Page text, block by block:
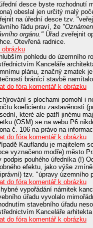
desce byste rozhodnutí
obeslal jen určitý malý
na úřední desce tzv.
řádu praví, že
orgánu."Úřad zveřejnit
Otevřená radnice.
obrázku
pohledu do územního
Kanceláře
plánu, značný zmatek
bránící stavbě
do fóra komentář k obrázku
s plochami pomohl i
koeficientu zastavěnosti
které ale patří jinému
(OSM) se na webu P6
č. 106 na právo na
do fóra komentář k obrázku
Kauflandu je majitelem
vyznačeno modře) město
podpis pouhého úředníka (!)
efektu, jako výše
tzv. "úpravy územního
do fóra komentář k obrázku
vypořádání námitek
úřadu vyvolalo
stavebního úřadu
Kanceláře
do fóra komentář k obrázku